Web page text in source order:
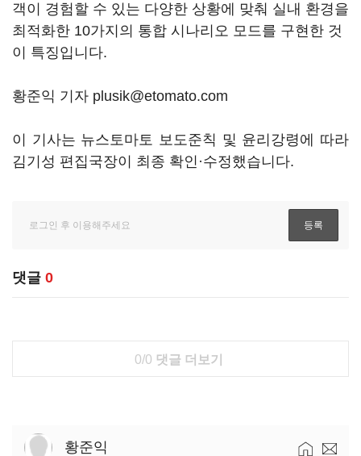
객이 경험할 수 있는 다양한 상황에 맞춰 실내 환경을
최적화한 10가지의 통합 시나리오 모드를 구현한 것
이 특징입니다.
황준익 기자 plusik@etomato.com
이 기사는 뉴스토마토 보도준칙 및 윤리강령에 따라
김기성 편집국장이 최종 확인·수정했습니다.
댓글 0
0/0 댓글 더보기
황준익